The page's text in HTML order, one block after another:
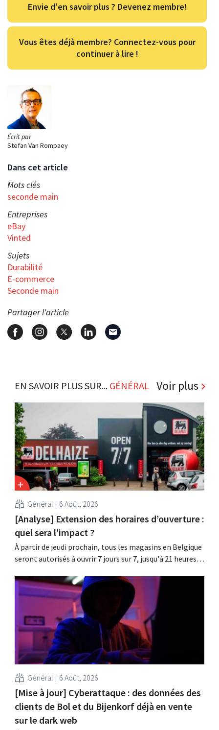
Écrit par
Stefan Van Rompaey
Dans cet article
Mots clés
seconde main
Entreprises
eBay
Vinted
Sujets
Durabilité
E-commerce
Seconde main
Partager l'article
Envie d'en savoir plus ? Devenez membre!
Vous êtes déjà membre? Connectez-vous pour
continuer à lire !
EN SAVOIR PLUS SUR... GÉNÉRAL Voir plus
Général 6 Août, 2026
[Analyse] Extension des horaires d’ouverture :
quel sera l’impact ?
À partir de jeudi prochain, tous les magasins en Belgique
seront autorisés à ouvrir 7 jours sur 7, jusqu'à 21 heures.
faut. De plus, la législation du travail constitue un
obstacle. Les conditions sont-elles équitables pour tous
Général 6 Août, 2026
[Mise à jour] Cyberattaque : des données des
clients de Bol et du Bijenkorf déjà en vente
sur le dark web